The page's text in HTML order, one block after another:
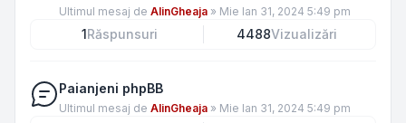
Ultimul mesaj de AlinGheaja » Mie Ian 31, 2024 5:49 pm
1Răspunsuri 4488Vizualizări
Paianjeni phpBB
Ultimul mesaj de AlinGheaja » Mie Ian 31, 2024 5:49 pm